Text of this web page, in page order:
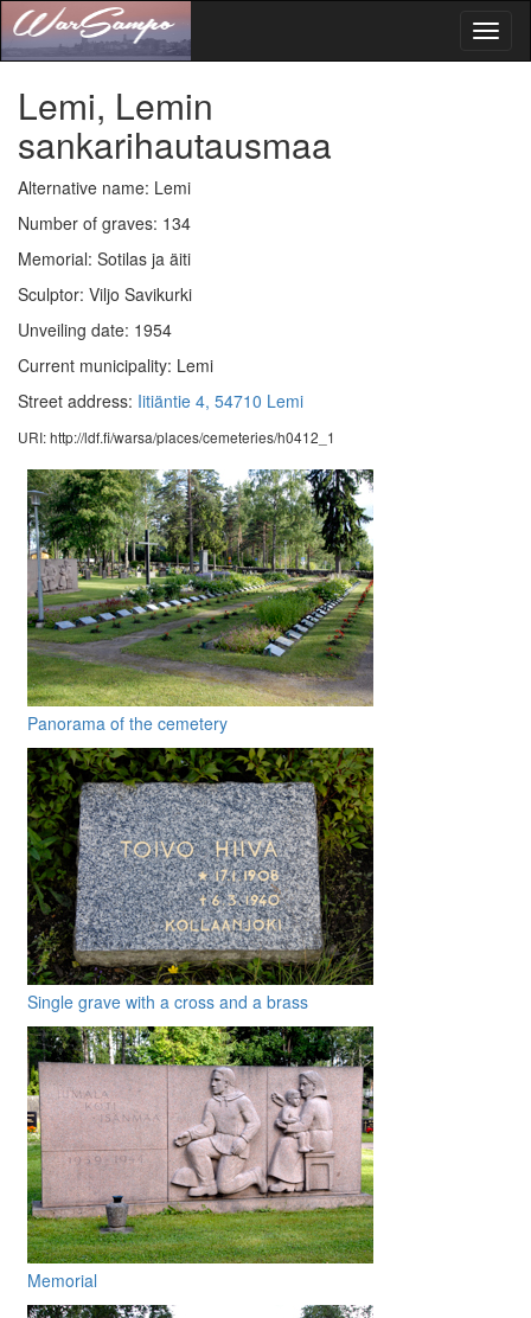
Lemi, Lemin
sankarihautausmaa
Alternative name: Lemi
Number of graves: 134
Memorial: Sotilas ja äiti
Sculptor: Viljo Savikurki
Unveiling date: 1954
Current municipality: Lemi
Street address: Iitiäntie 4, 54710 Lemi
URI: http://ldf.fi/warsa/places/cemeteries/h0412_1
Panorama of the cemetery
Single grave with a cross and a brass
Memorial